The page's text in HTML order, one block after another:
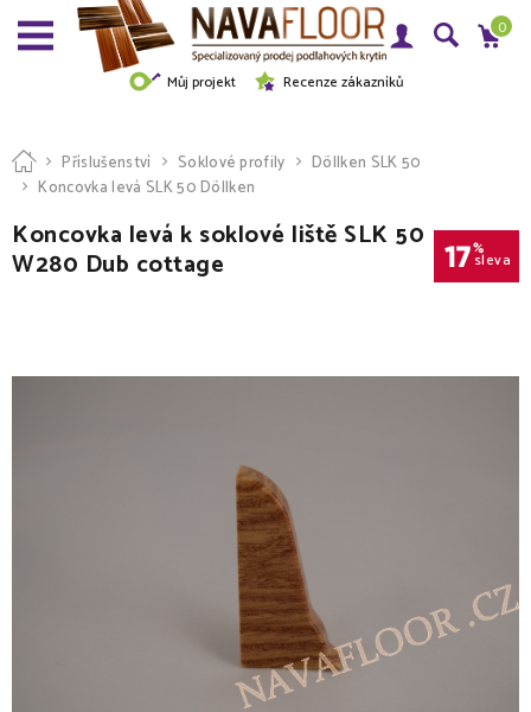
Můj projekt Recenze zákazníků
0
Příslušenství Soklové profily
Döllken SLK 50
Koncovka levá SLK 50 Döllken
Koncovka levá k soklové liště SLK 50
W280 Dub cottage 17%
sleva